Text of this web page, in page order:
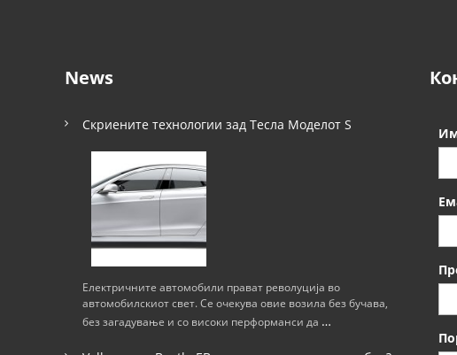
News
Скриените технологии зад Тесла Моделот S
Електричните автомобили прават револуција во
автомобилскиот свет. Се очекува овие возила без бучава,
без загадување и со високи перформанси да …